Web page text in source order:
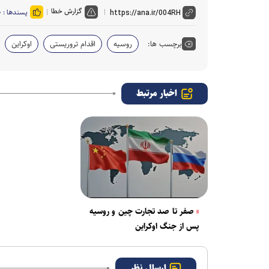
گزارش خطا پسندها :
برچسب ها: روسیه اقدام تروریستی اوکراین
اخبار مرتبط
صفر تا صد تجارت چین و روسیه
پس از جنگ اوکراین